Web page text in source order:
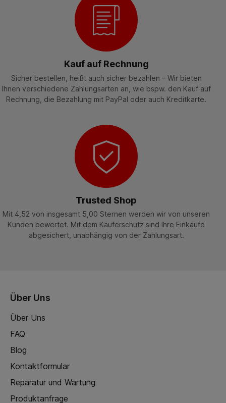
Kauf auf Rechnung
Sicher bestellen, heißt auch sicher bezahlen – Wir bieten
Ihnen verschiedene Zahlungsarten an, wie bspw. den Kauf auf
Rechnung, die Bezahlung mit PayPal oder auch Kreditkarte.
Trusted Shop
Mit 4,52 von insgesamt 5,00 Sternen werden wir von unseren
Kunden bewertet. Mit dem Käuferschutz sind Ihre Einkäufe
abgesichert, unabhängig von der Zahlungsart.
Über Uns
Über Uns
FAQ
Blog
Kontaktformular
Reparatur und Wartung
Produktanfrage